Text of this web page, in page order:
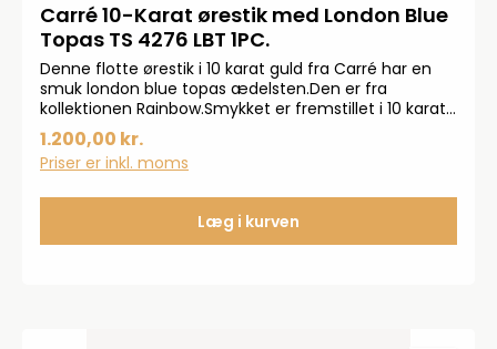
Carré 10-Karat ørestik med London Blue
Topas TS 4276 LBT 1PC.
Denne flotte ørestik i 10 karat guld fra Carré har en
smuk london blue topas ædelsten.Den er fra
kollektionen Rainbow.Smykket er fremstillet i 10 karat
guld.
1.200,00 kr.
Priser er inkl. moms
Læg i kurven